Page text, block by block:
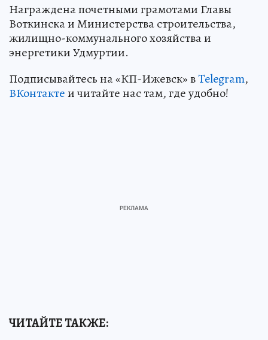
Награждена почетными грамотами Главы
Воткинска и Министерства строительства,
жилищно-коммунального хозяйства и
энергетики Удмуртии.
Подписывайтесь на «КП-Ижевск» вTelegram,
ВКонтактеи читайте нас там, где удобно!
ЧИТАЙТЕ ТАКЖЕ: